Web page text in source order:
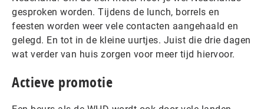
gesproken worden. Tijdens de lunch, borrels en
feesten worden weer vele contacten aangehaald en
gelegd. En tot in de kleine uurtjes. Juist die drie dagen
wat verder van huis zorgen voor meer tijd hiervoor.
Actieve promotie